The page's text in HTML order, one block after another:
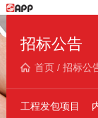
招标公告
首页/ 招标公
工程发包项目